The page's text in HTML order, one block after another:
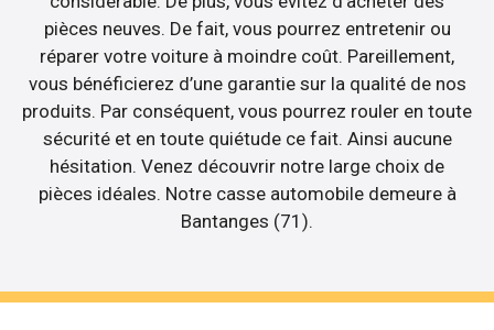
pièces neuves. De fait, vous pourrez entretenir ou
réparer votre voiture à moindre coût. Pareillement,
vous bénéficierez d’une garantie sur la qualité de nos
produits. Par conséquent, vous pourrez rouler en toute
sécurité et en toute quiétude ce fait. Ainsi aucune
hésitation. Venez découvrir notre large choix de
pièces idéales. Notre casse automobile demeure à
Bantanges (71).